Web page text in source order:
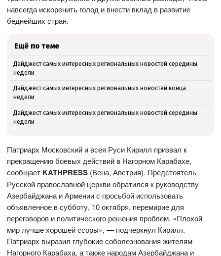
навсегда искоренить голод и внести вклад в развитие
беднейших стран.
Ещё по теме
Дайджест самых интересных региональных новостей середины
недели
Дайджест самых интересных региональных новостей конца
недели
Дайджест самых интересных региональных новостей середины
недели
Патриарх Московский и всея Руси Кирилл призвал к
прекращению боевых действий в Нагорном Карабахе,
сообщает KATHPRESS (Вена, Австрия). Предстоятель
Русской православной церкви обратился к руководству
Азербайджана и Армении с просьбой использовать
объявленное в субботу, 10 октября, перемирие для
переговоров и политического решения проблем. «Плохой
мир лучше хорошей ссоры», — подчеркнул Кирилл.
Патриарх выразил глубокие соболезнования жителям
Нагорного Карабаха, а также народам Азербайджана и